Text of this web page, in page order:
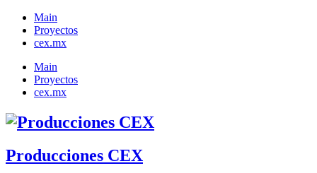
Main
Proyectos
cex.mx
Main
Proyectos
cex.mx
Producciones CEX